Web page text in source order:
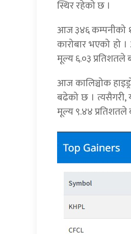
स्थिर रहेको छ ।
आज ३४६ कम्पनीको
कारोबार भएको
मूल्य ६.०३
आज कालिञ्चोक
बढेको छ । त्यसैगरी,
मूल्य ९.४४